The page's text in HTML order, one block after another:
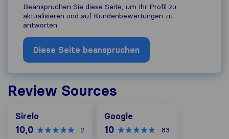
Beanspruchen Sie diese Seite, um Ihr Profil zu
aktualisieren und auf Kundenbewertungen zu
antworten
Diese Seite beanspruchen
Review Sources
Sirelo
10,0 2
Google
10 83